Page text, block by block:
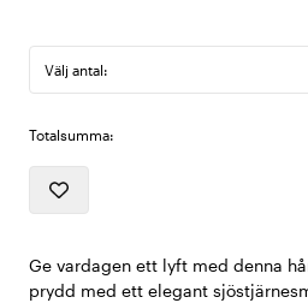
Välj antal:
Totalsumma:
Ge vardagen ett lyft med denna
prydd med ett elegant